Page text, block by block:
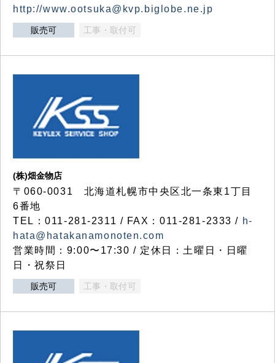
http://www.ootsuka@kvp.biglobe.ne.jp
販売可 工事・取付可
(株)畑金物店
〒060-0031 北海道札幌市中央区北一条東1丁目
6番地
TEL：011-281-2311 / FAX：011-281-2333 / h-
hata@hatakanamonoten.com
営業時間：9:00〜17:30 / 定休日：土曜日・日曜
日・祝祭日
販売可 工事・取付可